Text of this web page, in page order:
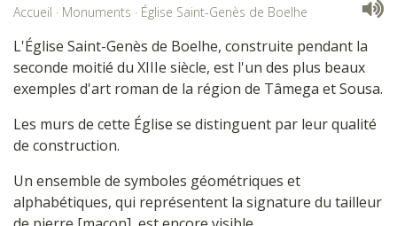
Accueil · Monuments · Église Saint-Genès de Boelhe
L'Église Saint-Genès de Boelhe, construite pendant la
seconde moitié du XIIIe siècle, est l'un des plus beaux
exemples d'art roman de la région de Tâmega et Sousa.
Les murs de cette Église se distinguent par leur qualité
de construction.
Un ensemble de symboles géométriques et
alphabétiques, qui représentent la signature du tailleur